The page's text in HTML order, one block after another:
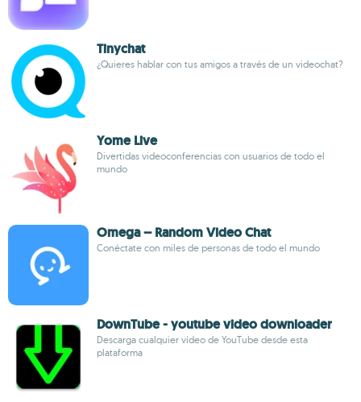
Tinychat
¿Quieres hablar con tus amigos a través de un videochat?
Yome Live
Divertidas videoconferencias con usuarios de todo el
mundo
Omega – Random Video Chat
Conéctate con miles de personas de todo el mundo
DownTube - youtube video downloader
Descarga cualquier vídeo de YouTube desde esta
plataforma